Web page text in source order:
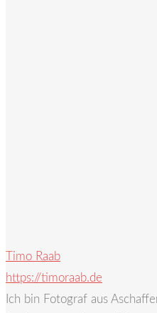
Timo Raab
https://timoraab.de
Ich bin Fotograf aus